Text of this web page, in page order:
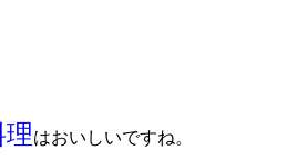
理はおいしいですね。